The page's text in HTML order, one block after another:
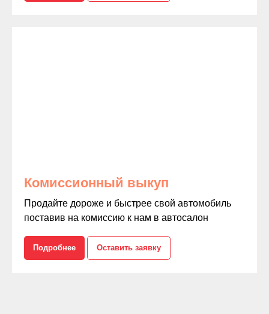
Комиссионный выкуп
Продайте дороже и быстрее свой автомобиль
поставив на комиссию к нам в автосалон
Подробнее Оставить заявку